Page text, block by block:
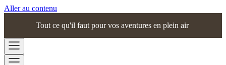
Aller au contenu
Tout ce qu'il faut pour vos aventures en plein air